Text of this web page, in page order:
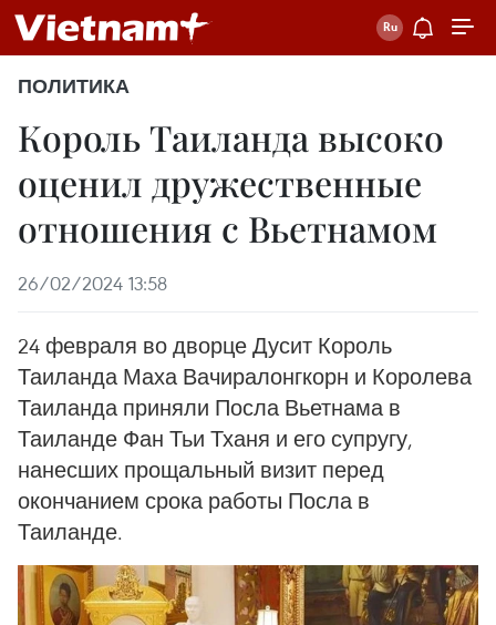
ПОЛИТИКА
Король Таиланда высоко
оценил дружественные
отношения с Вьетнамом
26/02/2024 13:58
24 февраля во дворце Дусит Король
Таиланда Маха Вачиралонгкорн и Королева
Таиланда приняли Посла Вьетнама в
Таиланде Фан Тьи Тханя и его супругу,
нанесших прощальный визит перед
окончанием срока работы Посла в
Таиланде.